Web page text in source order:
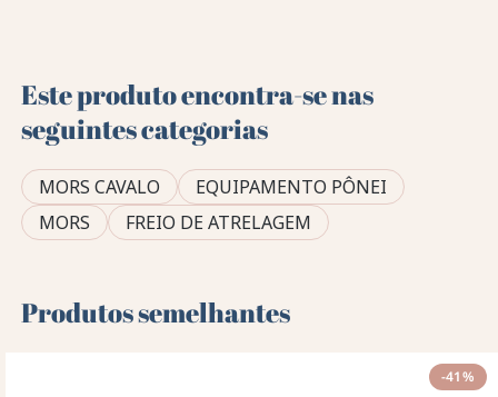
Este produto encontra-se nas
seguintes categorias
MORS CAVALO
EQUIPAMENTO PÔNEI
MORS
FREIO DE ATRELAGEM
Produtos semelhantes
-41%